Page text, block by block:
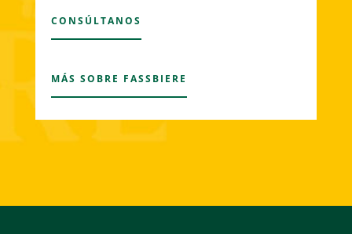
CONSÚLTANOS
MÁS SOBRE FASSBIERE